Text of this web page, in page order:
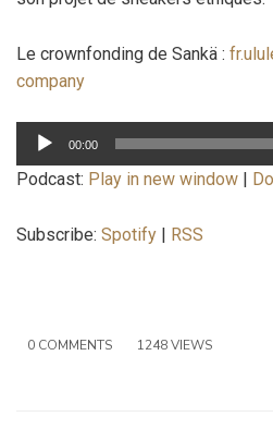
Le crownfonding de Sankä :
company
Lecteur
audio
00:00
Podcast: Play in new window
Subscribe: Spotify | RSS
0 COMMENTS 1248 VIEWS